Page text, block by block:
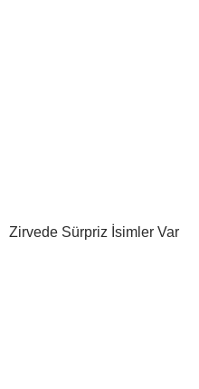
Zirvede Sürpriz İsimler Var